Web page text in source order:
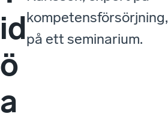
id
ö
a
kompetensförsörjning,
på ett seminarium.